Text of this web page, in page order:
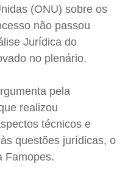
(ONU) sobre os
não passou
Jurídica do
no plenário.
pela
realizou
técnicos e
questões jurídicas, o
Famopes.